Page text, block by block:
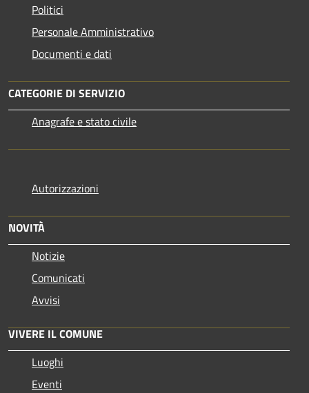
Politici
Personale Amministrativo
Documenti e dati
CATEGORIE DI SERVIZIO
Anagrafe e stato civile
Autorizzazioni
NOVITÀ
Notizie
Comunicati
Avvisi
VIVERE IL COMUNE
Luoghi
Eventi